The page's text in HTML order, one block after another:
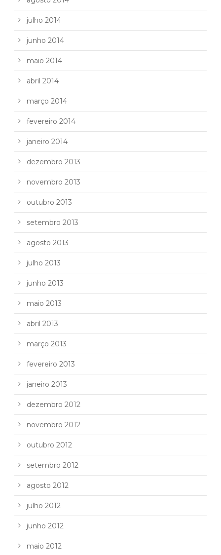
julho 2014
junho 2014
maio 2014
abril 2014
março 2014
fevereiro 2014
janeiro 2014
dezembro 2013
novembro 2013
outubro 2013
setembro 2013
agosto 2013
julho 2013
junho 2013
maio 2013
abril 2013
março 2013
fevereiro 2013
janeiro 2013
dezembro 2012
novembro 2012
outubro 2012
setembro 2012
agosto 2012
julho 2012
junho 2012
maio 2012